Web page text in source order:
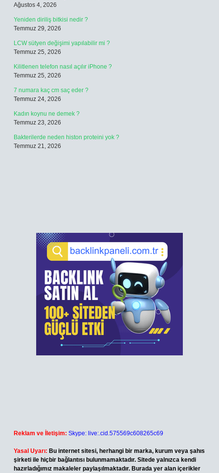
Ağustos 4, 2026
Yeniden diriliş bitkisi nedir ?
Temmuz 29, 2026
LCW sütyen değişimi yapılabilir mi ?
Temmuz 25, 2026
Kilitlenen telefon nasıl açılır iPhone ?
Temmuz 25, 2026
7 numara kaç cm saç eder ?
Temmuz 24, 2026
Kadın koynu ne demek ?
Temmuz 23, 2026
Bakterilerde neden histon proteini yok ?
Temmuz 21, 2026
Reklam ve İletişim: Skype: live:.cid.575569c608265c69
Yasal Uyarı: Bu internet sitesi, herhangi bir marka, kurum veya şahıs
şirketi ile hiçbir bağlantısı bulunmamaktadır. Sitede yalnızca kendi
hazırladığımız makaleler paylaşılmaktadır. Burada yer alan içerikler